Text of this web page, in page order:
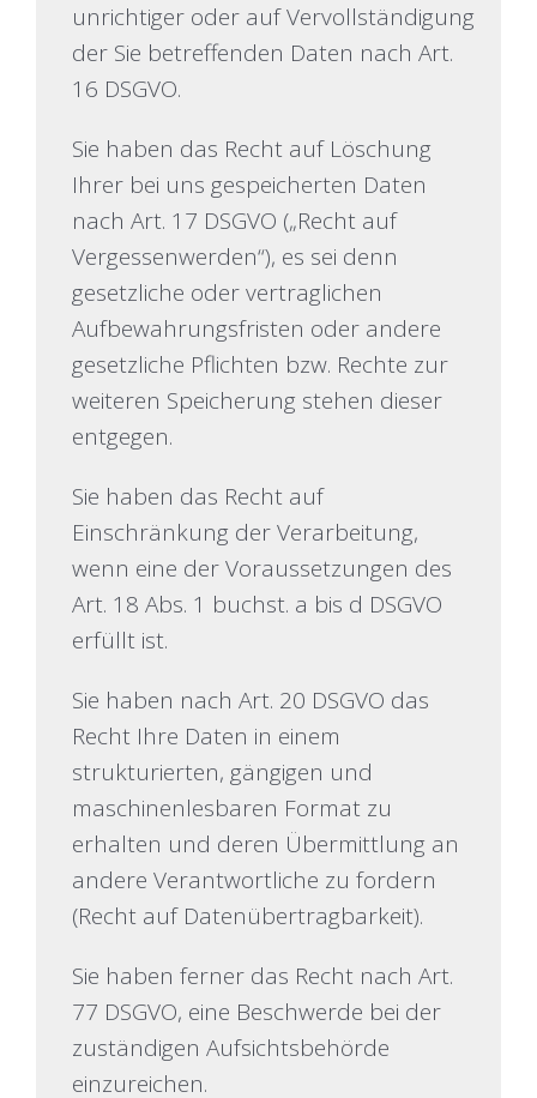
unrichtiger oder auf Vervollständigung
der Sie betreffenden Daten nach Art.
16 DSGVO.
Sie haben das Recht auf Löschung
Ihrer bei uns gespeicherten Daten
nach Art. 17 DSGVO („Recht auf
Vergessenwerden“), es sei denn
gesetzliche oder vertraglichen
Aufbewahrungsfristen oder andere
gesetzliche Pflichten bzw. Rechte zur
weiteren Speicherung stehen dieser
entgegen.
Sie haben das Recht auf
Einschränkung der Verarbeitung,
wenn eine der Voraussetzungen des
Art. 18 Abs. 1 buchst. a bis d DSGVO
erfüllt ist.
Sie haben nach Art. 20 DSGVO das
Recht Ihre Daten in einem
strukturierten, gängigen und
maschinenlesbaren Format zu
erhalten und deren Übermittlung an
andere Verantwortliche zu fordern
(Recht auf Datenübertragbarkeit).
Sie haben ferner das Recht nach Art.
77 DSGVO, eine Beschwerde bei der
zuständigen Aufsichtsbehörde
einzureichen.